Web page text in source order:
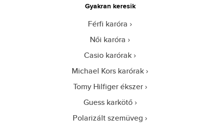
Gyakran keresik
Férfi karóra
Női karóra
Casio karórak
Michael Kors karórak
Tomy Hilfiger ékszer
Guess karkötő
Polarizált szemüveg